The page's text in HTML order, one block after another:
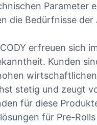
Parameter
die Bedürfnisse
erfreuen sich
Kunden
stetig und zeugt
für diese
für Pre-